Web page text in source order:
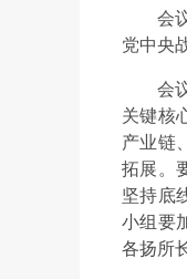
会
党中央
会
关键核
产业链
拓展。
坚持底
小组要
各扬所